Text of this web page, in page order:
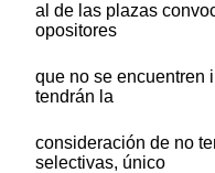
al de las plazas
opositores
que no se encuentren
tendrán la
consideración de no
selectivas, único